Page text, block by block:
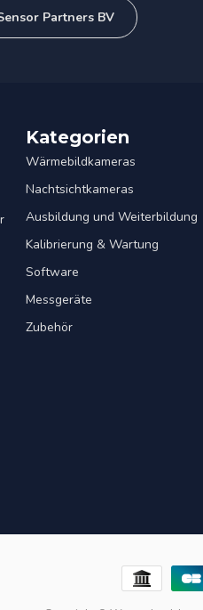
Partners BV
Kategorien
Wärmebildkameras
Nachtsichtkameras
Ausbildung und Weiterbildung
Kalibrierung & Wartung
Software
Messgeräte
Zubehör